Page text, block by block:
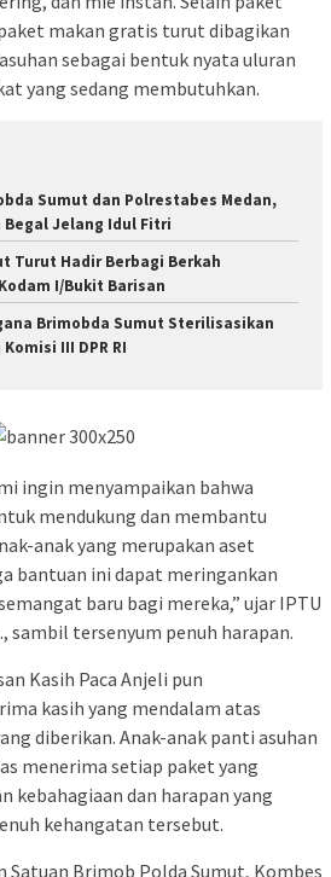
makan gratis turut dibagikan
sebagai bentuk nyata uluran
yang sedang membutuhkan.
Sumut dan Polrestabes Medan,
Jelang Idul Fitri
Turut Hadir Berbagi Berkah
I/Bukit Barisan
Brimobda Sumut Sterilisasikan
III DPR RI
ingin menyampaikan bahwa
mendukung dan membantu
anak yang merupakan aset
bantuan ini dapat meringankan
baru bagi mereka,” ujar IPTU
sambil tersenyum penuh harapan.
Kasih Paca Anjeli pun
kasih yang mendalam atas
diberikan. Anak-anak panti asuhan
menerima setiap paket yang
kebahagiaan dan harapan yang
kehangatan tersebut.
Satuan Brimob Polda Sumut, Kombes